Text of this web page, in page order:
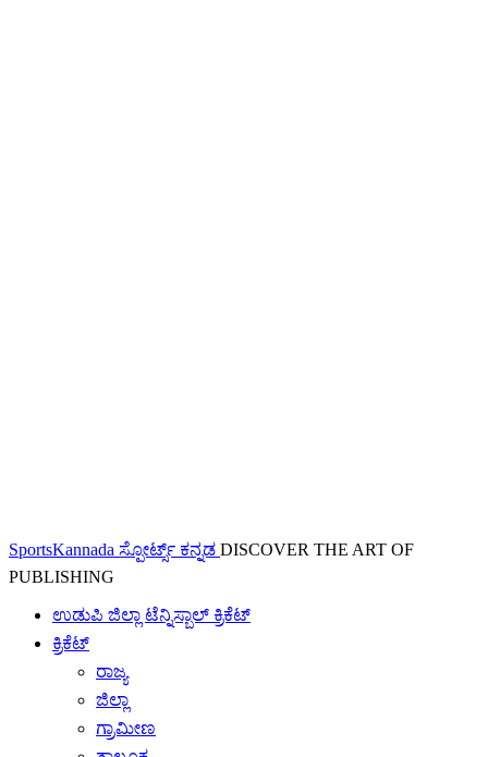
SportsKannada ಸ್ಪೋರ್ಟ್ಸ್ ಕನ್ನಡ DISCOVER THE ART OF
PUBLISHING
ಉಡುಪಿ ಜಿಲ್ಲಾ ಟೆನ್ನಿಸ್ಬಾಲ್ ಕ್ರಿಕೆಟ್
ಕ್ರಿಕೆಟ್
ರಾಜ್ಯ
ಜಿಲ್ಲಾ
ಗ್ರಾಮೀಣ